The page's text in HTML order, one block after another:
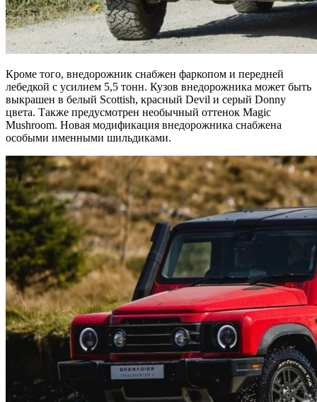
Кроме того, внедорожник снабжен фаркопом и передней
лебедкой с усилием 5,5 тонн. Кузов внедорожника может быть
выкрашен в белый Scottish, красный Devil и серый Donny
цвета. Также предусмотрен необычный оттенок Magic
Mushroom. Новая модификация внедорожника снабжена
особыми именными шильдиками.